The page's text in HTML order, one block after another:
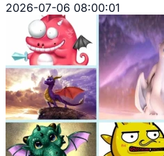
2026-07-06 08:00:01